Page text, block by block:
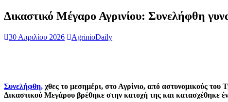
Δικαστικό Μέγαρο Αγρινίου: Συνελήφθη
30 Απριλίου 2026 AgrinioDaily
Συνελήφθη, χθες το μεσημέρι, στο Αγρίνιο, από αστυνομικούς
Δικαστικού Μεγάρου βρέθηκε στην κατοχή της και κατασχέθηκε